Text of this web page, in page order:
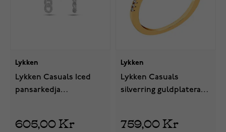
Lykken
Lykken Casuals Iced
pansarkedja
605,00 Kr
Lykken
Lykken Casuals
silverring guldplaterad
759,00 Kr